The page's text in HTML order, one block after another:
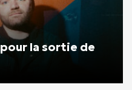
la sortie de